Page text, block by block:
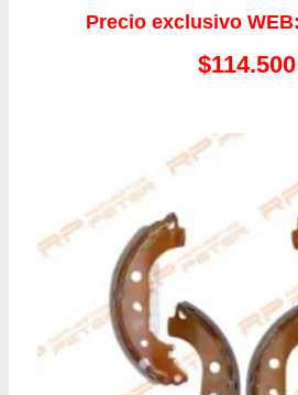
Precio exclusivo WEB:
$114.500